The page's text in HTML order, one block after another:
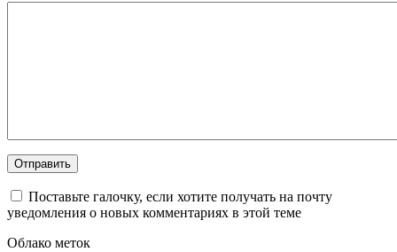
Поставьте галочку, если хотите получать на почту
уведомления о новых комментариях в этой теме
Облако меток